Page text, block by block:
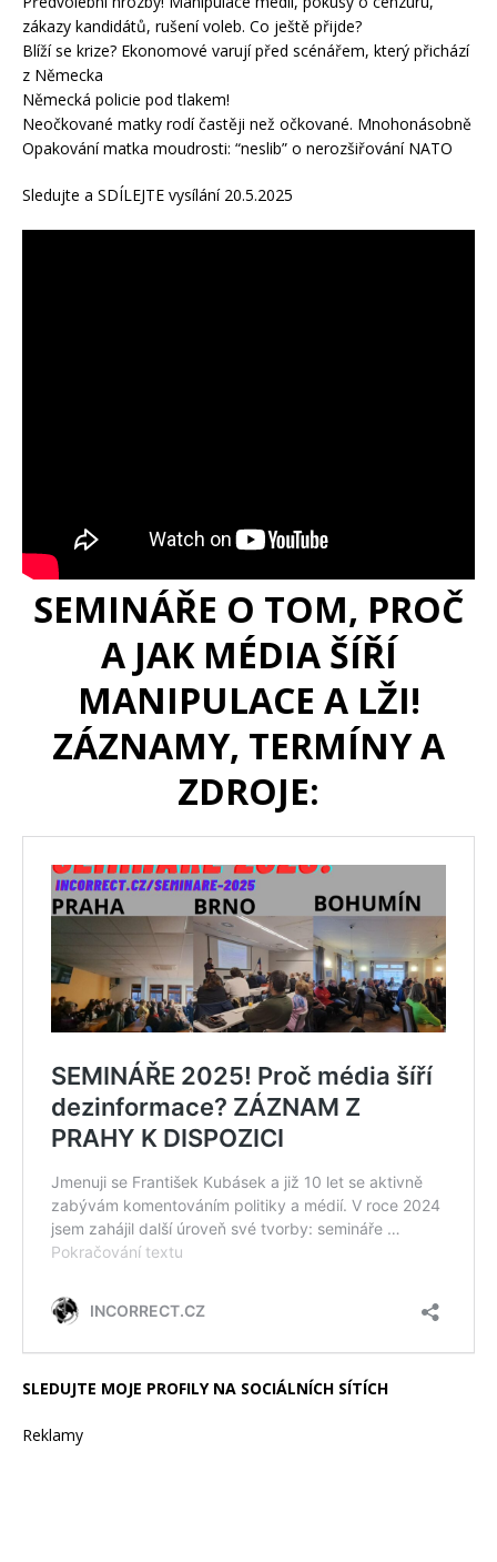
zákazy kandidátů, rušení voleb. Co ještě přijde?
Blíží se krize? Ekonomové varují před scénářem, který přichází
z Německa
Německá policie pod tlakem!
Neočkované matky rodí častěji než očkované. Mnohonásobně
Opakování matka moudrosti: “neslib” o nerozšiřování NATO
Sledujte a SDÍLEJTE vysílání 20.5.2025
SEMINÁŘE O TOM, PROČ
A JAK MÉDIA ŠÍŘÍ
MANIPULACE A LŽI!
ZÁZNAMY, TERMÍNY A
ZDROJE:
SLEDUJTE MOJE PROFILY NA SOCIÁLNÍCH SÍTÍCH
Reklamy